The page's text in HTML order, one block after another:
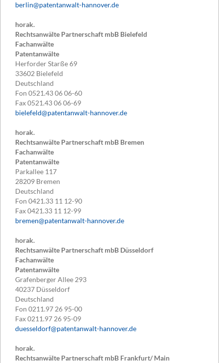
berlin@patentanwalt-hannover.de
horak.
Rechtsanwälte Partnerschaft mbB Bielefeld
Fachanwälte
Patentanwälte
Herforder Starße 69
33602 Bielefeld
Deutschland
Fon 0521.43 06 06-60
Fax0521.43 06 06-69
bielefeld@patentanwalt-hannover.de
horak.
Rechtsanwälte Partnerschaft mbB Bremen
Fachanwälte
Patentanwälte
Parkallee 117
28209 Bremen
Deutschland
Fon 0421.33 11 12-90
Fax0421.33 11 12-99
bremen@patentanwalt-hannover.de
horak.
Rechtsanwälte Partnerschaft mbB Düsseldorf
Fachanwälte
Patentanwälte
Grafenberger Allee 293
40237 Düsseldorf
Deutschland
Fon 0211.97 26 95-00
Fax0211.97 26 95-09
duesseldorf@patentanwalt-hannover.de
horak.
Rechtsanwälte Partnerschaft mbB Frankfurt/ Main